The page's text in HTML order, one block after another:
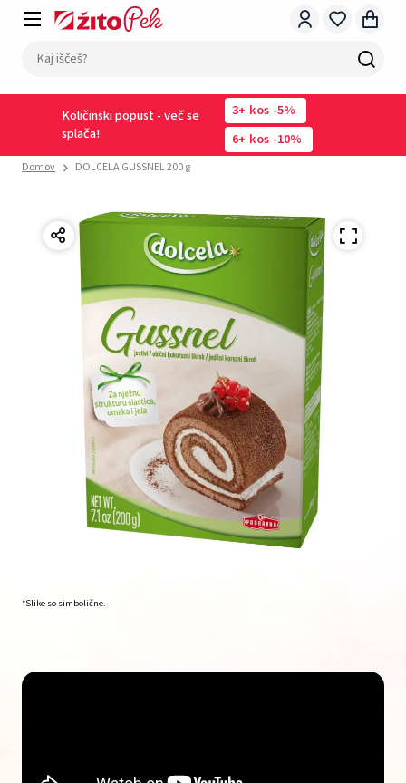
Količinski popust - več se
splača!
3 kos -5%
6
kos -10%
Domov DOLCELA GUSSNEL 200 g
*Slike so simbolične.